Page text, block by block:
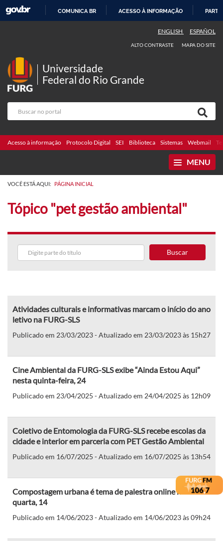
COMUNICA BR ACESSO À INFORMAÇÃO
ENGLISH ESPAÑOL
ALTO CONTRASTE MAPA DO SITE
Universidade
Federal do Rio Grande
Acesso à informação Protocolo Digital SEI Biblioteca Sistemas Webmail
MENU
VOCÊ ESTÁ AQUI: PÁGINA INICIAL
Tópico "pet gestão ambiental"
Buscar
Atividades culturais e informativas marcam o início do ano
letivo na FURG-SLS
Publicado em 23/03/2023 - Atualizado em 23/03/2023 às 15h27
Cine Ambiental da FURG-SLS exibe “Ainda Estou Aqui”
nesta quinta-feira, 24
Publicado em 23/04/2025 - Atualizado em 24/04/2025 às 12h09
Coletivo de Entomologia da FURG-SLS recebe escolas da
cidade e interior em parceria com PET Gestão Ambiental
Publicado em 16/07/2025 - Atualizado em 16/07/2025 às 13h54
Compostagem urbana é tema de palestra online nesta
quarta, 14
Publicado em 14/06/2023 - Atualizado em 14/06/2023 às 09h24